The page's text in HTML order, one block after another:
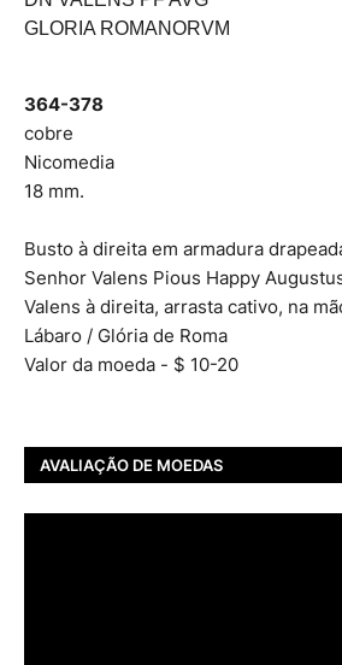
GLORIA ROMANORVM
364-378
cobre
Nicomedia
18 mm.
Busto à direita em armadura
Senhor Valens Pious Happy
Valens à direita, arrasta cativo, na
Lábaro / Glória de Roma
Valor da moeda - $ 10-20
AVALIAÇÃO DE MOEDAS